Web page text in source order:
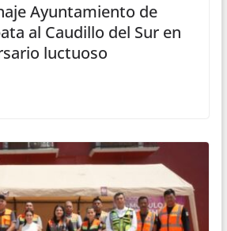
Ayuntamiento de
al Caudillo del Sur en
luctuoso